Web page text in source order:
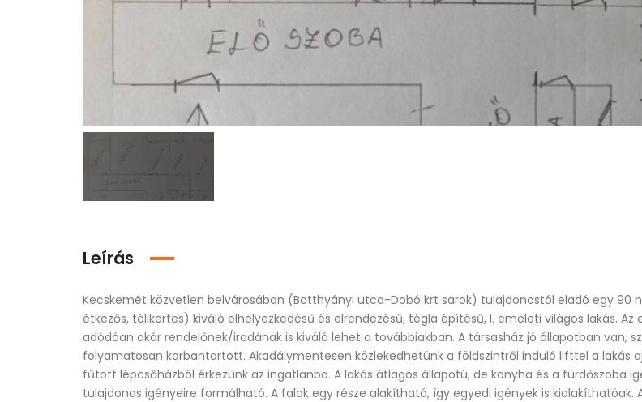
Leírás
Kecskemét közvetlen belvárosában (Batthyányi utca-Dobó krt sarok) tulajdonostól eladó egy 90
étkezős, télikertes) kiváló elhelyezkedésű és elrendezésű, tégla építésű, I. emeleti világos lakás. Az
adódóan akár rendelőnek/irodának is kiváló lehet a továbbiakban. A társasház jó állapotban van,
folyamatosan karbantartott. Akadálymentesen közlekedhetünk a földszintről induló lifttel a lakás
fűtött lépcsőházból érkezünk az ingatlanba. A lakás átlagos állapotú, de konyha és a fürdőszoba
tulajdonos igényeire formálható. A falak egy része alakítható, így egyedi igények is kialakíthatóak.